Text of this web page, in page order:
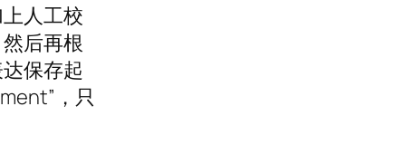
人工校
后再根
保存起
，只